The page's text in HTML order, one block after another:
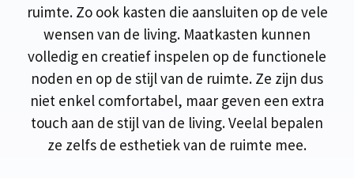
ruimte. Zo ook kasten die aansluiten op de vele
wensen van de living. Maatkasten kunnen
volledig en creatief inspelen op de functionele
noden en op de stijl van de ruimte. Ze zijn dus
niet enkel comfortabel, maar geven een extra
touch aan de stijl van de living. Veelal bepalen
ze zelfs de esthetiek van de ruimte mee.